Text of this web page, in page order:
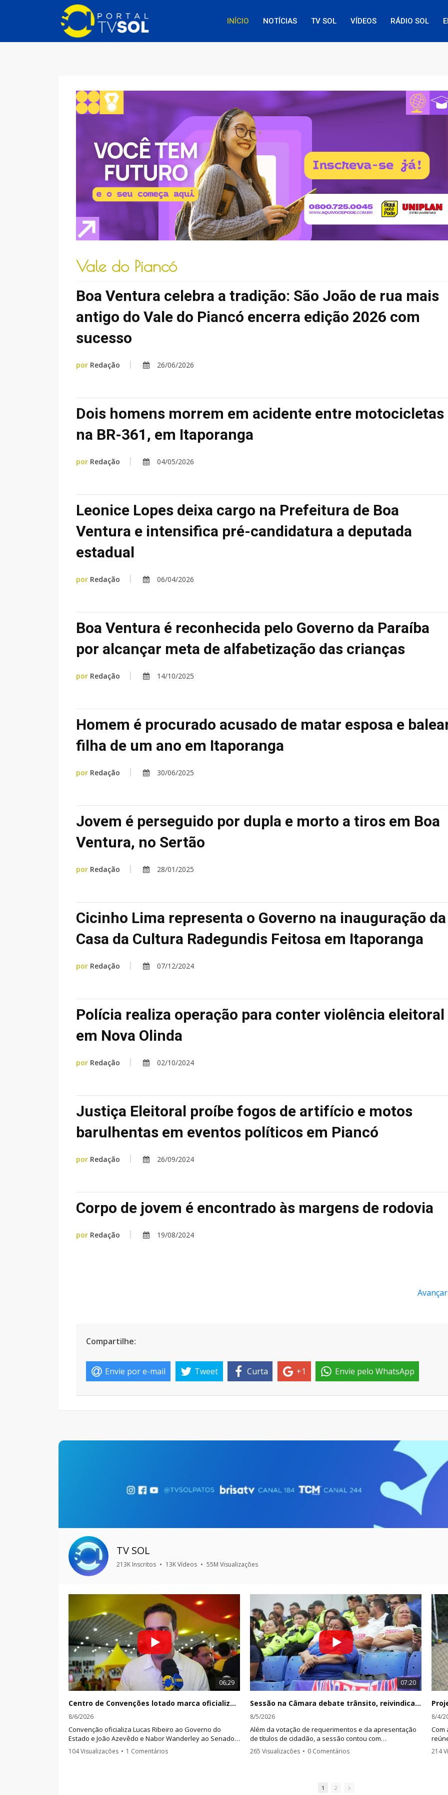
INÍCIO NOTÍCIAS TV SOL VÍDEOS RÁDIO SOL
Vale do Piancó
Boa Ventura celebra a tradição: São João de rua mais
antigo do Vale do Piancó encerra edição 2026 com
sucesso
por Redação 26/06/2026
Dois homens morrem em acidente entre motocicletas
na BR-361, em Itaporanga
por Redação 04/05/2026
Leonice Lopes deixa cargo na Prefeitura de Boa
Ventura e intensifica pré-candidatura a deputada
estadual
por Redação 06/04/2026
Boa Ventura é reconhecida pelo Governo da Paraíba
por alcançar meta de alfabetização das crianças
por Redação 14/10/2025
Homem é procurado acusado de matar esposa e
filha de um ano em Itaporanga
por Redação 30/06/2025
Jovem é perseguido por dupla e morto a tiros em Boa
Ventura, no Sertão
por Redação 28/01/2025
Cicinho Lima representa o Governo na inauguração da
Casa da Cultura Radegundis Feitosa em Itaporanga
por Redação 07/12/2024
Polícia realiza operação para conter violência eleitoral
em Nova Olinda
por Redação 02/10/2024
Justiça Eleitoral proíbe fogos de artifício e motos
barulhentas em eventos políticos em Piancó
por Redação 26/09/2024
Corpo de jovem é encontrado às margens de rodovia
por Redação 19/08/2024
Compartilhe:
Envie por e-mail Tweet Curta +1 Envie pelo WhatsApp
TV SOL
213K Inscritos • 13K Vídeos • 55M Visualizações
06:29
Centro de Convenções lotado marca oficialização de aliança partidária para a disputa eleitoral na PB
8/6/2026
Convenção oficializa Lucas Ribeiro ao Governo do
Estado e João Azevêdo e Nabor Wanderley ao Senado
Federal em evento realizado em João Pessoa nesta
quarta-feira (05).
104 Visualizações • 1 Comentários
07:20
Sessão na Câmara debate trânsito, reivindicações de servidores e aprecia projetos nesta terça
8/5/2026
Além da votação de requerimentos e da apresentação
de títulos de cidadão, a sessão contou com
esclarecimentos da Superintendência de Trânsito sobre
autuações aplicadas no município, pronunciamentos de
265 Visualizações • 0 Comentários
8/4/
Com
214
1 2